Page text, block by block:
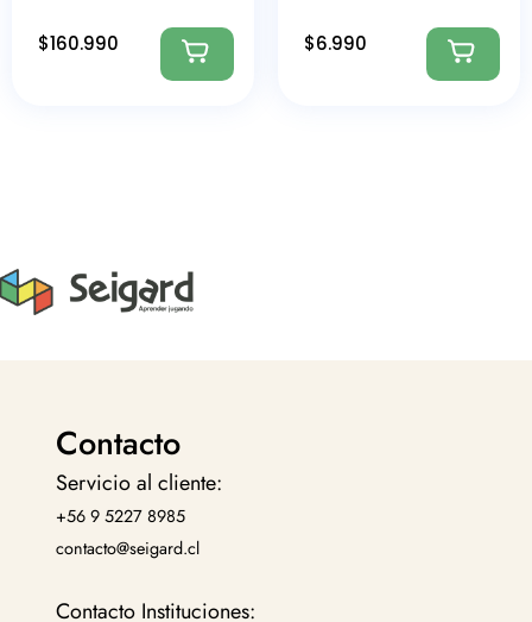
$160.990 $6.990
Contacto
Servicio al cliente:
+56 9 5227 8985
contacto@seigard.cl
Contacto Instituciones: